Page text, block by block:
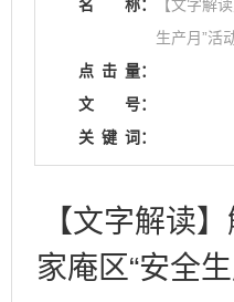
名
称：
【文字解
生产月”活
点 击 量：
文
号：
关 键 词：
【文字解读
家庵区“安全